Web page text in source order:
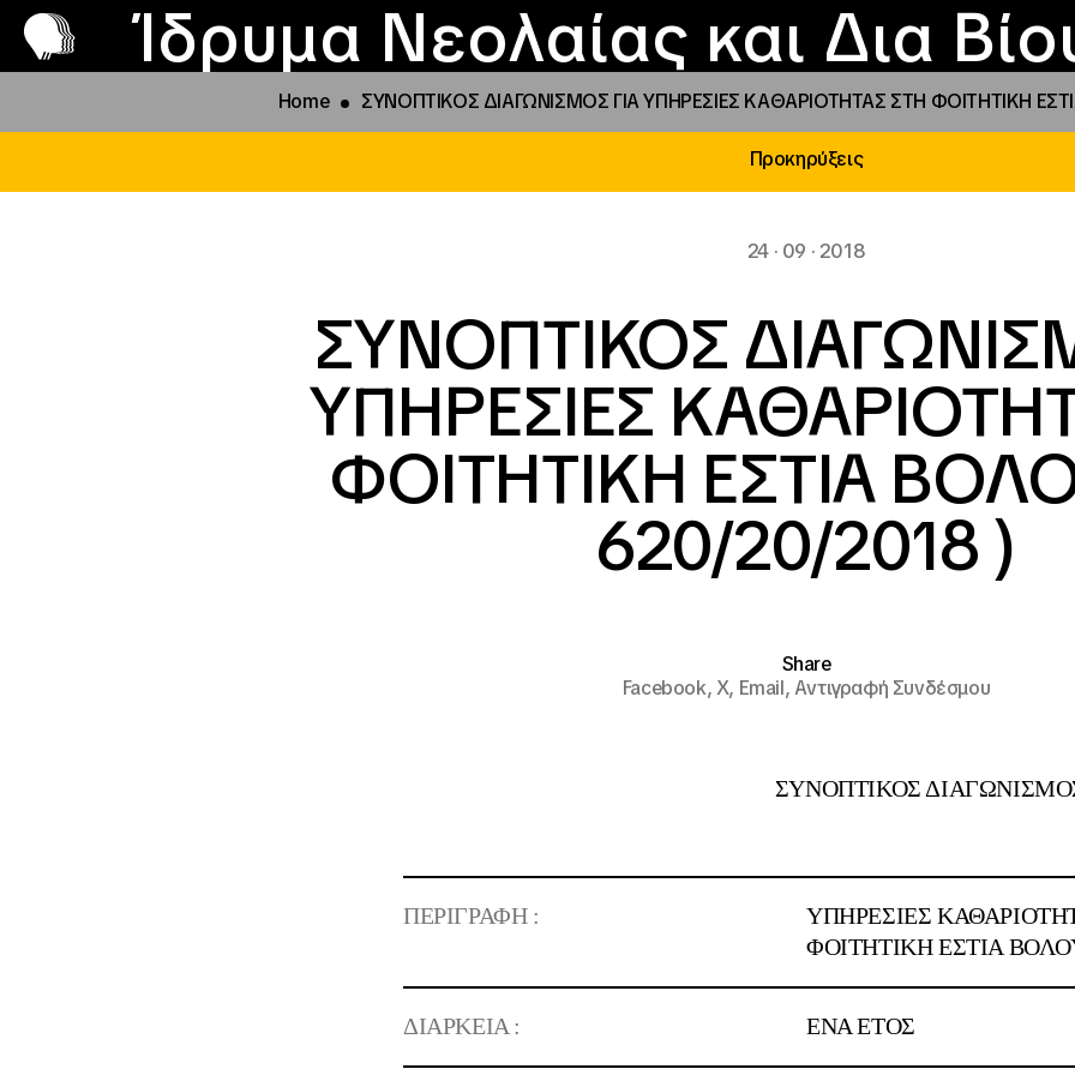
Ίδρυμα Νεολαίας και Δια
Το ΙΝΕΔΙΒΙΜ
Προγράμματα και
Φοιτητικές Εστίες
Παραχώρηση
Νέα
Επικοινωνία
Home ΣΥΝΟΠΤΙΚΟΣ ΔΙΑΓΩΝΙΣΜΟΣ ΓΙΑ ΥΠΗΡΕΣΙΕΣ ΚΑΘΑΡΙΟΤΗΤΑΣ ΣΤΗ ΦΟΙΤΗΤΙΚΗ
Προκηρύξεις
24 · 09 · 2018
ΣΥΝΟΠΤΙΚΟΣ
ΥΠΗΡΕΣΙΕΣ
ΦΟΙΤΗΤΙΚΗ ΕΣΤΙΑ
620/20/2018 )
Share
Facebook,X, Email,Αντιγραφή Συνδέσμου
ΣΥΝΟΠΤΙΚΟΣ
ΠΕΡΙΓΡΑΦΗ :
ΥΠΗΡΕΣΙΕΣ
ΦΟΙΤΗΤΙΚΗ ΕΣΤΙΑ
ΔΙΑΡΚΕΙΑ : ΕΝΑ ΕΤΟΣ